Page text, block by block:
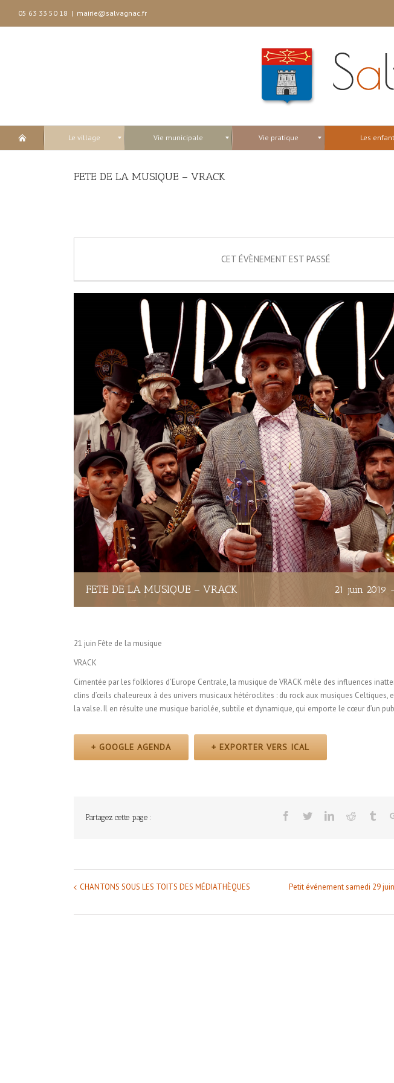
05 63 33 50 18 | mairie@salvagnac.fr
Le village Vie municipale Vie pratique Les
FETE DE LA MUSIQUE – VRACK
CET ÉVÈNEMENT EST PASSÉ
FETE DE LA MUSIQUE – VRACK 21 juin 2019
21 juin Fête de la musique
VRACK
Cimentée par les folklores d’Europe Centrale, la musique de VRACK mêle des influences
clins d’œils chaleureux à des univers musicaux hétéroclites : du rock aux musiques Celtiques,
la valse. Il en résulte une musique bariolée, subtile et dynamique, qui emporte le cœur d’un
+ GOOGLE AGENDA + EXPORTER VERS ICAL
Partagez cette page : Facebook
TwitterLinkedinReddit
Navigation
CHANTONS SOUS LES TOITS DES MÉDIATHÈQUES
Petit événement samedi 29